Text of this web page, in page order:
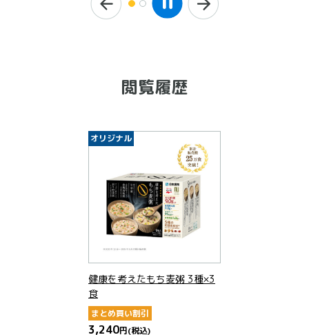
閲覧履歴
オリジナル
健康を考えたもち麦粥 3種×3
食
まとめ買い割引
3,240円(税込)